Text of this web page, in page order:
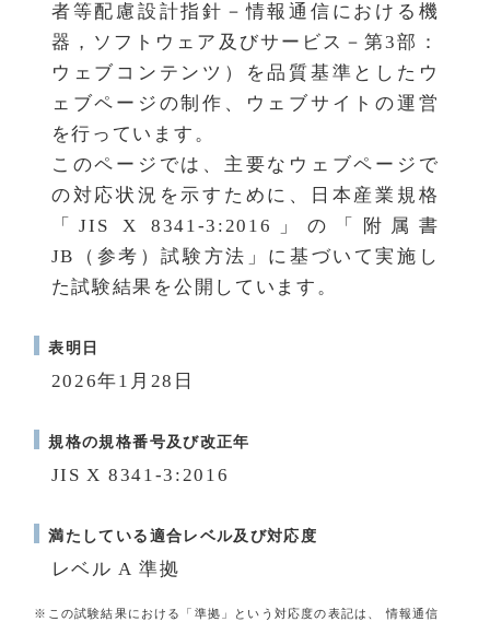
者等配慮設計指針－情報通信における機
器，ソフトウェア及びサービス－第3部：
ウェブコンテンツ）を品質基準としたウ
ェブページの制作、ウェブサイトの運営
を行っています。
このページでは、主要なウェブページで
の対応状況を示すために、日本産業規格
「JIS X 8341-3:2016」の「附属書
JB（参考）試験方法」に基づいて実施し
た試験結果を公開しています。
表明日
2026年1月28日
規格の規格番号及び改正年
JIS X 8341-3:2016
満たしている適合レベル及び対応度
レベル A 準拠
※この試験結果における「準拠」という対応度の表記は、 情報通信